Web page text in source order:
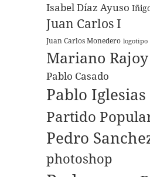
Isabel Díaz Ayuso
Juan Carlos I
Juan Carlos Monedero logotipo
Mariano Rajoy
Pablo Casado
Pablo Iglesias
Partido
Pedro
photoshop